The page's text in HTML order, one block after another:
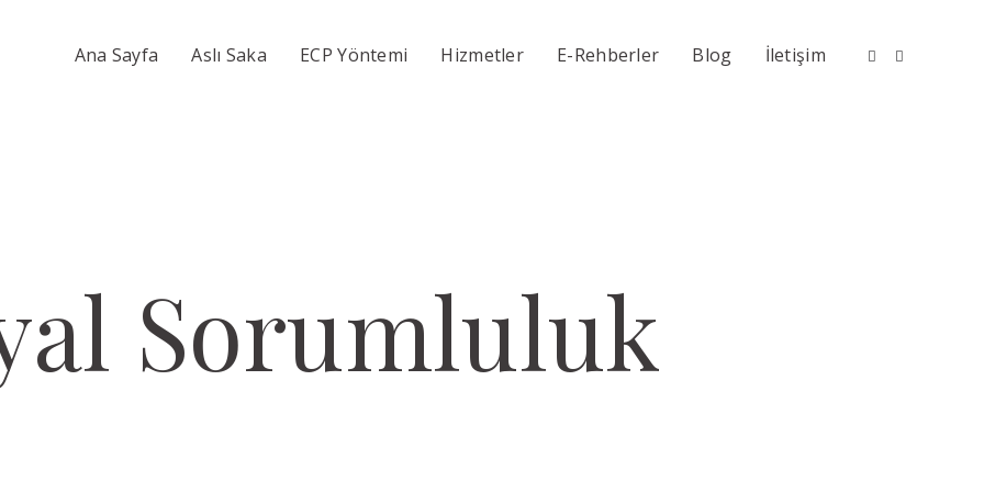
Ana Sayfa Aslı Saka ECP Yöntemi Hizmetler E-Rehberler Blog İletişim
Sorumluluk